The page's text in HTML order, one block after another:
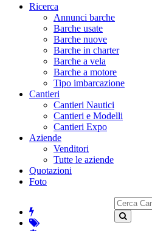
Ricerca
Annunci barche
Barche usate
Barche nuove
Barche in charter
Barche a vela
Barche a motore
Tipo imbarcazione
Cantieri
Cantieri Nautici
Cantieri e Modelli
Cantieri Expo
Aziende
Venditori
Tutte le aziende
Quotazioni
Foto